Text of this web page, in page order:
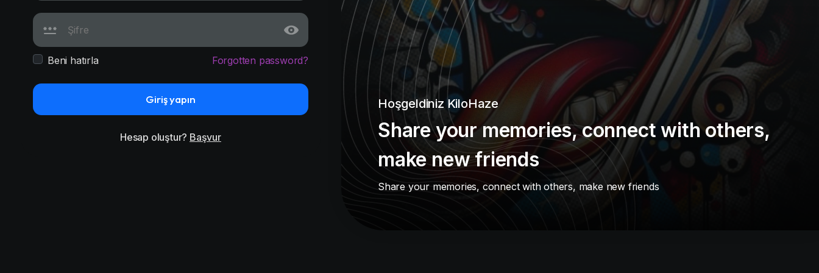
Beni hatırla Forgotten password?
Giriş yapın
Hesap oluştur? Başvur
Hoşgeldiniz KiloHaze
Share your memories, connect with others,
make new friends
Share your memories, connect with others, make new friends